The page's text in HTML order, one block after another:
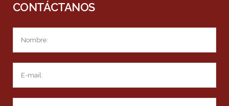
CONTÁCTANOS